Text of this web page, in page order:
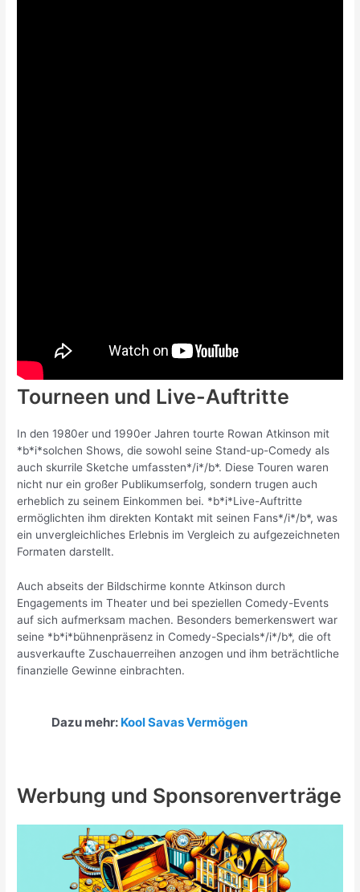
Tourneen und Live-Auftritte
In den 1980er und 1990er Jahren tourte Rowan Atkinson mit
*b*i*solchen Shows, die sowohl seine Stand-up-Comedy als
auch skurrile Sketche umfassten*/i*/b*. Diese Touren waren
nicht nur ein großer Publikumserfolg, sondern trugen auch
erheblich zu seinem Einkommen bei. *b*i*Live-Auftritte
ermöglichten ihm direkten Kontakt mit seinen Fans*/i*/b*, was
ein unvergleichliches Erlebnis im Vergleich zu aufgezeichneten
Formaten darstellt.
Auch abseits der Bildschirme konnte Atkinson durch
Engagements im Theater und bei speziellen Comedy-Events
auf sich aufmerksam machen. Besonders bemerkenswert war
seine *b*i*bühnenpräsenz in Comedy-Specials*/i*/b*, die oft
ausverkaufte Zuschauerreihen anzogen und ihm beträchtliche
finanzielle Gewinne einbrachten.
Dazu mehr: Kool Savas Vermögen
Werbung und Sponsorenverträge